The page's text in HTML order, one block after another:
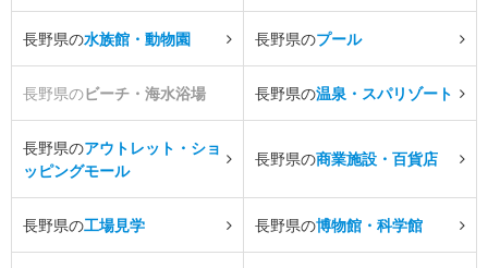
長野県の水族館・動物園 長野県のプール
長野県のビーチ・海水浴場 長野県の温泉・スパリゾート
長野県のアウトレット・ショ
ッピングモール
長野県の商業施設・百貨店
長野県の工場見学 長野県の博物館・科学館